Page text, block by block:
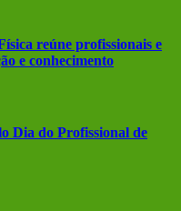
reúne profissionais e
e conhecimento
Dia do Profissional de